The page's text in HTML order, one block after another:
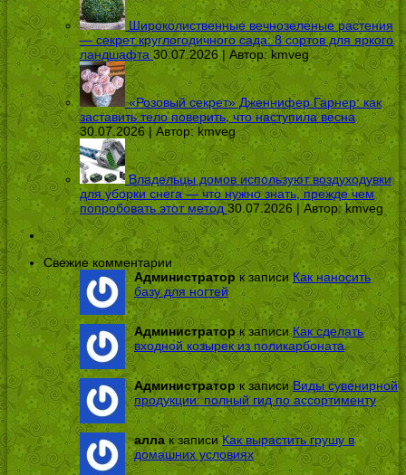
Широколиственные вечнозеленые растения
— секрет круглогодичного сада: 8 сортов для яркого
ландшафта 30.07.2026 | Автор:kmveg
«Розовый секрет» Дженнифер Гарнер: как
заставить тело поверить, что наступила весна
30.07.2026 | Автор:kmveg
Владельцы домов используют воздуходувки
для уборки снега — что нужно знать, прежде чем
попробовать этот метод 30.07.2026 | Автор:kmveg
Свежие комментарии
Администратор к записиКак наносить
базу для ногтей
Администраторк записиКак сделать
входной козырек из поликарбоната
Администраторк записиВиды сувенирной
продукции: полный гид по ассортименту
аллак записиКак вырастить грушу в
домашних условиях